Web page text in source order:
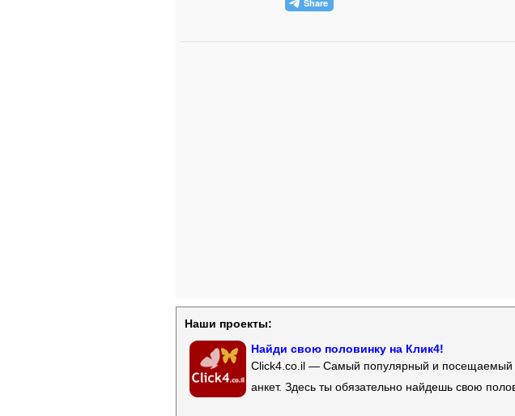
Наши проекты:
Найди свою половинку на Клик4!
Click4.co.il — Самый популярный и посещаемый
анкет. Здесь ты обязательно найдешь свою